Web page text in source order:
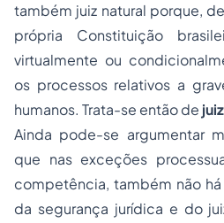
também juiz natural porque,
própria Constituição
virtualmente ou
os processos relativos a
humanos. Trata-se então de
Ainda pode-se argumentar
que nas exceções
competência, também não
da segurança jurídica e do